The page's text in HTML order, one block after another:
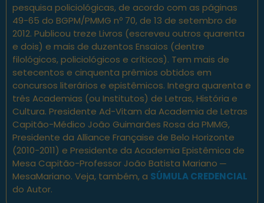
pesquisa policiológicas, de acordo com as páginas
49-65 do BGPM/PMMG nº 70, de 13 de setembro de
2012. Publicou treze Livros (escreveu outros quarenta
e dois) e mais de duzentos Ensaios (dentre
filológicos, policiológicos e críticos). Tem mais de
setecentos e cinquenta prêmios obtidos em
concursos literários e epistêmicos. Integra quarenta e
três Academias (ou Institutos) de Letras, História e
Cultura. Presidente Ad-Vitam da Academia de Letras
Capitão-Médico João Guimarães Rosa da PMMG,
Presidente da Alliance Française de Belo Horizonte
(2010-2011) e Presidente da Academia Epistêmica de
Mesa Capitão-Professor João Batista Mariano ─
MesaMariano. Veja, também, a SÚMULA CREDENCIAL
do Autor.